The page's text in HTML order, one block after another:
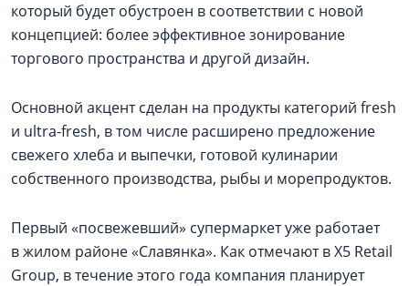
который будет обустроен в соответствии с новой
концепцией: более эффективное зонирование
торгового пространства и другой дизайн.
Основной акцент сделан на продукты категорий fresh
и ultra-fresh, в том числе расширено предложение
свежего хлеба и выпечки, готовой кулинарии
собственного производства, рыбы и морепродуктов.
Первый «посвежевший» супермаркет уже работает
в жилом районе «Славянка». Как отмечают в X5 Retail
Group, в течение этого года компания планирует